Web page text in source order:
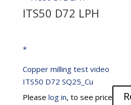
ITS50 D72 LPH
*
Copper milling test video
ITS50 D72 SQ25_Cu
Please log in, to see price